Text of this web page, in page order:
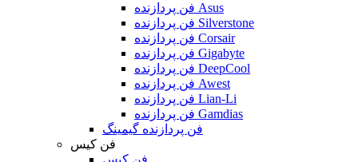
فن پردازنده Asus
فن پردازنده Silverstone
فن پردازنده Corsair
فن پردازنده Gigabyte
فن پردازنده DeepCool
فن پردازنده Awest
فن پردازنده Lian-Li
فن پردازنده Gamdias
فن پردازنده گیمینگ
فن کیس
فن کیس